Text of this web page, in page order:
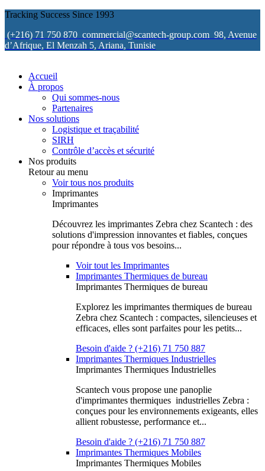
Tracking Success Since 1993
(+216) 71 750 870 commercial@scantech-group.com 98, Avenue
d’Afrique, El Menzah 5, Ariana, Tunisie
Accueil
À propos
Qui sommes-nous
Partenaires
Nos solutions
Logistique et traçabilité
SIRH
Contrôle d’accès et sécurité
Nos produits
Retour au menu
Voir tous nos produits
Imprimantes
Imprimantes
Découvrez les imprimantes Zebra chez Scantech : des
solutions d'impression innovantes et fiables, conçues
pour répondre à tous vos besoins...
Voir tout les Imprimantes
Imprimantes Thermiques de bureau
Imprimantes Thermiques de bureau
Explorez les imprimantes thermiques de bureau
Zebra chez Scantech : compactes, silencieuses et
efficaces, elles sont parfaites pour les petits...
Besoin d'aide ? (+216) 71 750 887
Imprimantes Thermiques Industrielles
Imprimantes Thermiques Industrielles
Scantech vous propose une panoplie
d'imprimantes thermiques industrielles Zebra :
conçues pour les environnements exigeants, elles
allient robustesse, performance et...
Besoin d'aide ? (+216) 71 750 887
Imprimantes Thermiques Mobiles
Imprimantes Thermiques Mobiles